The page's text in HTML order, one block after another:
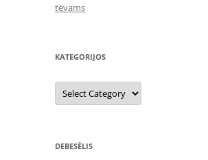
tėvams
KATEGORIJOS
Kategorijos
DEBESĖLIS